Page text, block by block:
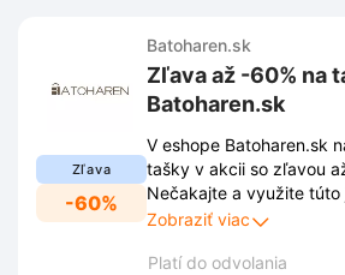
Zľava
-60%
Batoharen.sk
Zľava až -60% na
Batoharen.sk
V eshope Batoharen.sk
tašky v akcii so zľavou
Nečakajte a využite
na nákup kvalitnej tašky
Zobraziť viac
Platí do odvolania